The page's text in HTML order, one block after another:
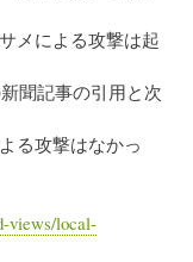
メによる攻撃は起
聞記事の引用と次
る攻撃はなかっ
views/local-